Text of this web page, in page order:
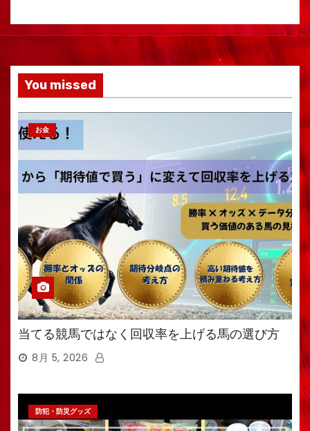
You missed
お金
当てる競馬ではなく回収率を上げる馬の選び方
8月 5, 2026
防犯・防災グッズ